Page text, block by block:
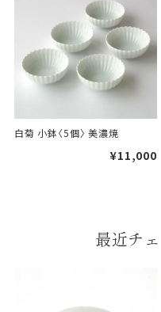
一般的なギフト包装
のし・包装体裁によ
天掛け包装につ
白菊 小鉢〈5個〉 美濃焼
¥11,000
最近チ